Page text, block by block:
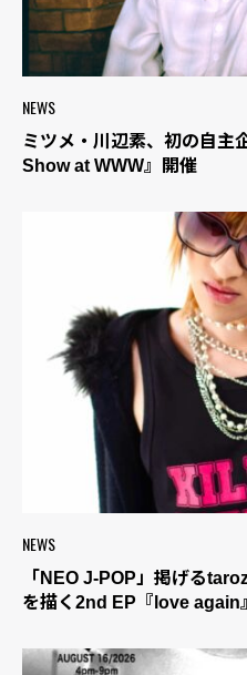
NEWS
ミツメ・川辺素、初の自主
Show at WWW』開催
NEWS
「NEO J-POP」掲げる
を描く2nd EP『love again